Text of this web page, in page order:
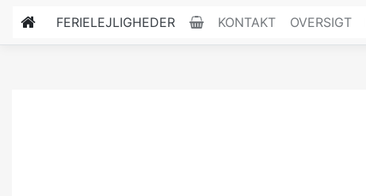
FERIELEJLIGHEDER KONTAKT OVERSIGT